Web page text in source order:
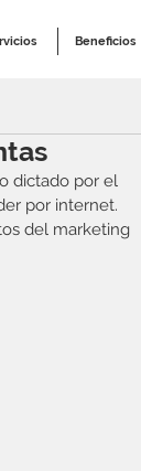
Beneficios
dictado por el
por internet.
del marketing